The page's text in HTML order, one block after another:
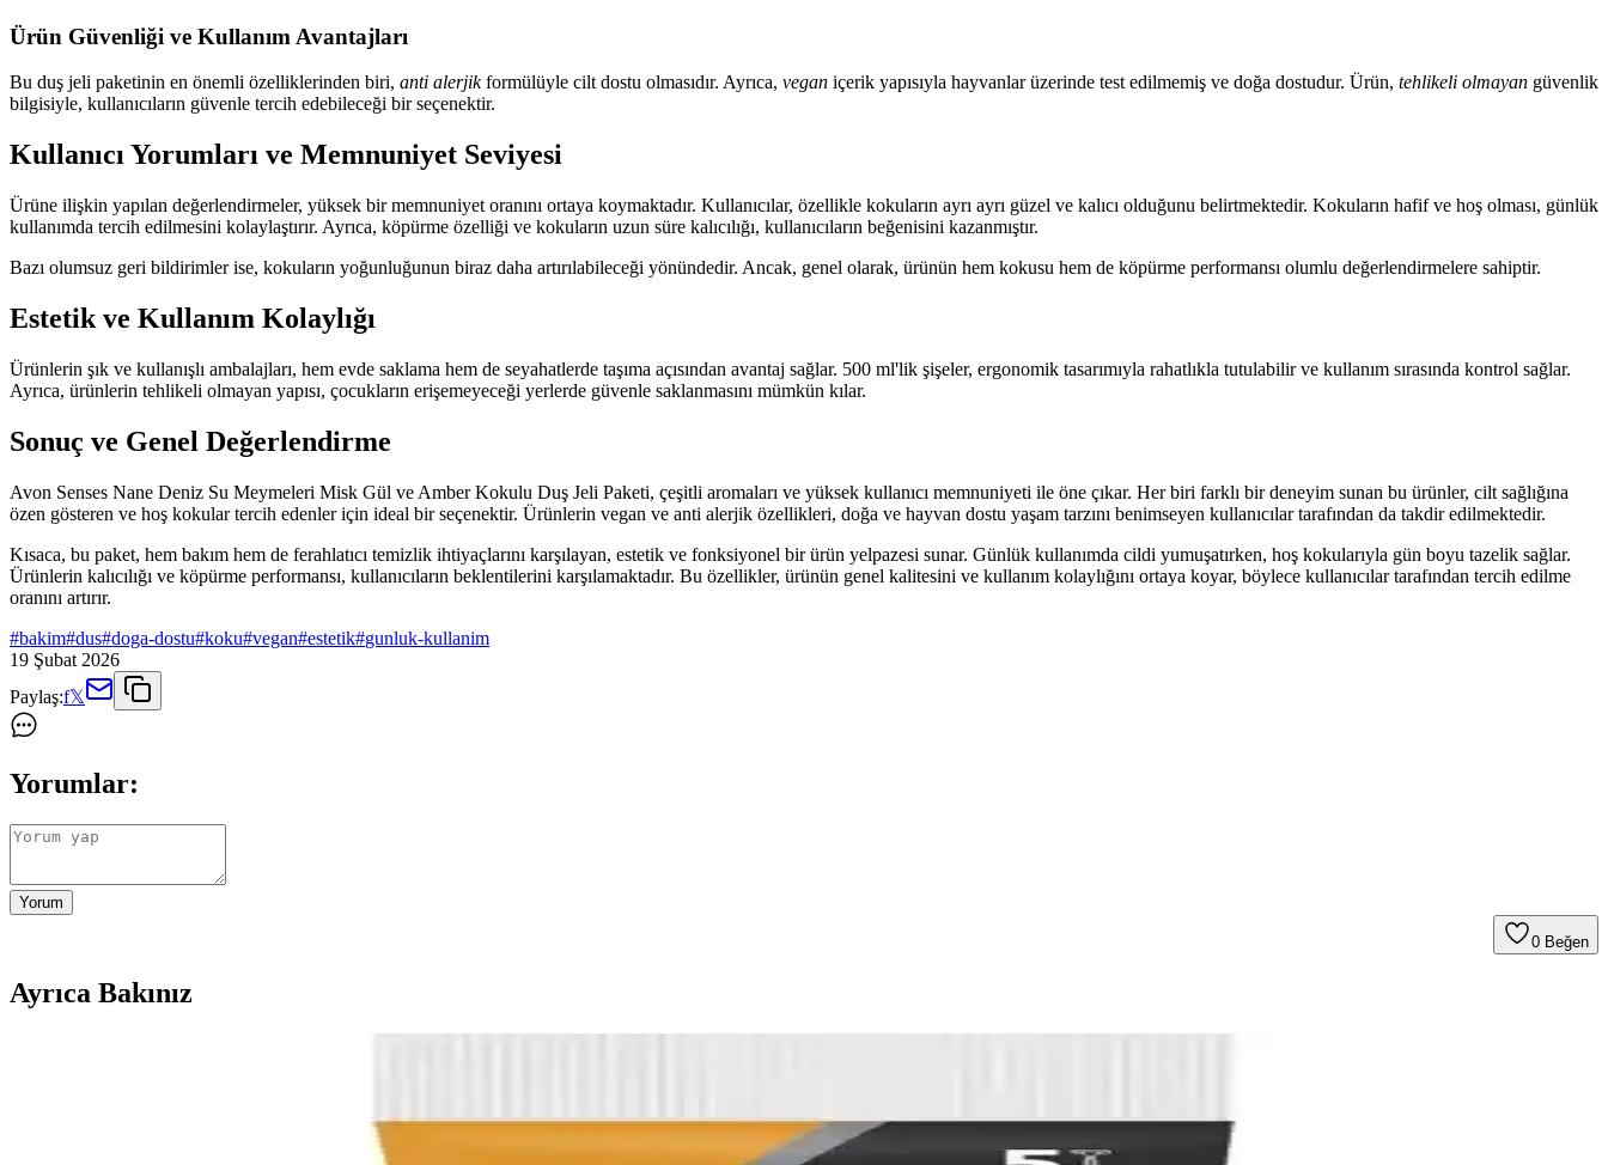
Ürün Güvenliği ve Kullanım Avantajları
Bu duş jeli paketinin en önemli özelliklerinden biri, anti alerjikformülüyle cilt dostu olmasıdır. Ayrıca, vegan içerik yapısıyla hayvanlar üzerinde test edilmemiş ve doğa dostudur. Ürün, tehlikeli olmayan güvenlik
bilgisiyle, kullanıcıların güvenle tercih edebileceği bir seçenektir.
Kullanıcı Yorumları ve Memnuniyet Seviyesi
Ürüne ilişkin yapılan değerlendirmeler, yüksek bir memnuniyet oranını ortaya koymaktadır. Kullanıcılar, özellikle kokuların ayrı ayrı güzel ve kalıcı olduğunu belirtmektedir. Kokuların hafif ve hoş olması, günlük
kullanımda tercih edilmesini kolaylaştırır. Ayrıca, köpürme özelliği ve kokuların uzun süre kalıcılığı, kullanıcıların beğenisini kazanmıştır.
Bazı olumsuz geri bildirimler ise, kokuların yoğunluğunun biraz daha artırılabileceği yönündedir. Ancak, genel olarak, ürünün hem kokusu hem de köpürme performansı olumlu değerlendirmelere sahiptir.
Estetik ve Kullanım Kolaylığı
Ürünlerin şık ve kullanışlı ambalajları, hem evde saklama hem de seyahatlerde taşıma açısından avantaj sağlar. 500 ml'lik şişeler, ergonomik tasarımıyla rahatlıkla tutulabilir ve kullanım sırasında kontrol sağlar.
Ayrıca, ürünlerin tehlikeli olmayan yapısı, çocukların erişemeyeceği yerlerde güvenle saklanmasını mümkün kılar.
Sonuç ve Genel Değerlendirme
Avon Senses Nane Deniz Su Meymeleri Misk Gül ve Amber Kokulu Duş Jeli Paketi, çeşitli aromaları ve yüksek kullanıcı memnuniyeti ile öne çıkar. Her biri farklı bir deneyim sunan bu ürünler, cilt sağlığına
özen gösteren ve hoş kokular tercih edenler için ideal bir seçenektir. Ürünlerin vegan ve anti alerjik özellikleri, doğa ve hayvan dostu yaşam tarzını benimseyen kullanıcılar tarafından da takdir edilmektedir.
Kısaca, bu paket, hem bakım hem de ferahlatıcı temizlik ihtiyaçlarını karşılayan, estetik ve fonksiyonel bir ürün yelpazesi sunar. Günlük kullanımda cildi yumuşatırken, hoş kokularıyla gün boyu tazelik sağlar.
Ürünlerin kalıcılığı ve köpürme performansı, kullanıcıların beklentilerini karşılamaktadır. Bu özellikler, ürünün genel kalitesini ve kullanım kolaylığını ortaya koyar, böylece kullanıcılar tarafından tercih edilme
oranını artırır.
#bakim#dus#doga-dostu#koku#vegan#estetik#gunluk-kullanim
19 Şubat 2026
Paylaş:f𝕏
Yorumlar:
Yorum
0 Beğen
Ayrıca Bakınız
Doğal ahşaptan el işçiliğiyle hazırlanan Mogokids Pembe Gold Bebek Anı Küpü ve Saç Fırçası, dekoratif ve fonksiyonel özellikleriyle bebek odalarına özel dokunuşlar sağlar.